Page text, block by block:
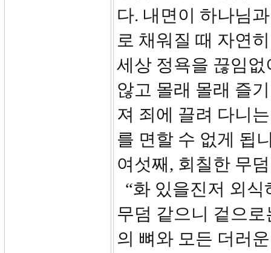
다. 내면이 하나님
로 채워질 때 자연
세상 정욕을 끊임
않고 몰래 몰래 즐
져 죄에 끌려 다니
를 면할 수 없게 됩
여섯째, 회칠한 무
“화 있을진저 외
무덤 같으니 겉으
의 뼈와 모든 더러